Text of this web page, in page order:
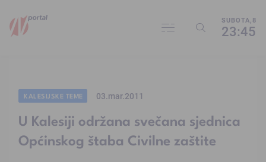
SUBOTA,8
23:45
KALESIJSKE TEME 03.mar.2011
U Kalesiji održana svečana sjednica
Općinskog štaba Civilne zaštite